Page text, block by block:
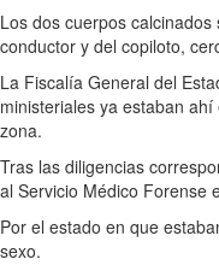
Los dos cuerpos
conductor y del copiloto,
La Fiscalía General del
ministeriales ya estaban
zona.
Tras las diligencias
al Servicio Médico Forense
Por el estado en que
sexo.